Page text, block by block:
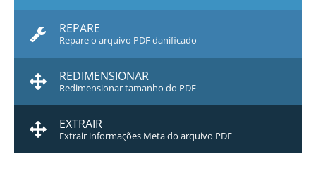
REPARE
Repare o arquivo PDF danificado
REDIMENSIONAR
Redimensionar tamanho do PDF
EXTRAIR
Extrair informações Meta do arquivo PDF